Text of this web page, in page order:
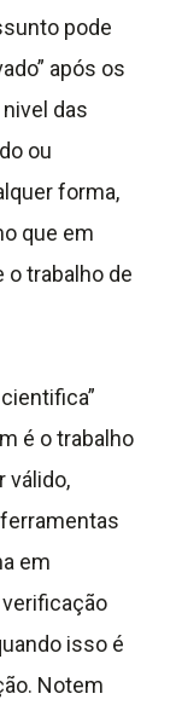
pode
após os
das
ou
forma,
que em
o trabalho de
é o trabalho
válido,
em
isso é
Notem